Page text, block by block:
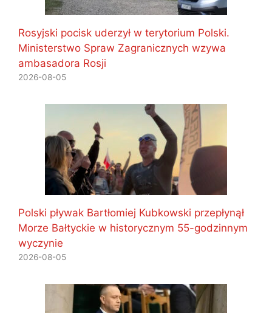
Rosyjski pocisk uderzył w terytorium Polski.
Ministerstwo Spraw Zagranicznych wzywa
ambasadora Rosji
2026-08-05
Polski pływak Bartłomiej Kubkowski przepłynął
Morze Bałtyckie w historycznym 55-godzinnym
wyczynie
2026-08-05